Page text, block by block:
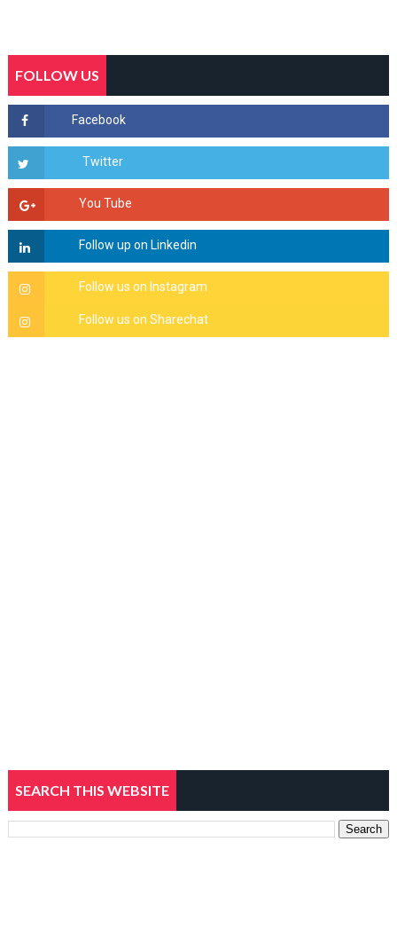
FOLLOW US
SEARCH THIS WEBSITE